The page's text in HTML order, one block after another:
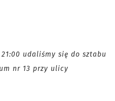
udaliśmy się do sztabu
nr 13 przy ulicy